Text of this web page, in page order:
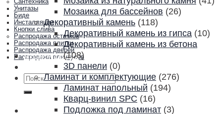
Унитазы
Биде
Инсталляции
Кнопки слива
Распродажа остатков
Распродажа плитки
Распродажа дверей
Распродажа плинтусов
Акции и скидки
Контакты
Искать:
Мозаика для бассейнов (26)
Декоративный камень (118)
Декоративный камень из гипса (10)
Декоративный камень из бетона
(108)
3D панели (0)
Ламинат и комплектующие (276)
Ламинат напольный (194)
Кварц-винил SPC (16)
Подложка под ламинат (3)